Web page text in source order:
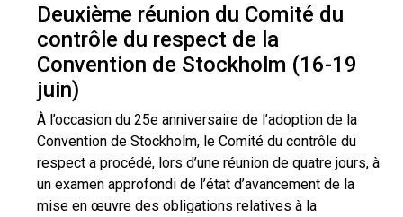
Deuxième réunion du Comité du
contrôle du respect de la
Convention de Stockholm (16-19
juin)
À l’occasion du 25e anniversaire de l’adoption de la
Convention de Stockholm, le Comité du contrôle du
respect a procédé, lors d’une réunion de quatre jours, à
un examen approfondi de l’état d’avancement de la
mise en œuvre des obligations relatives à la